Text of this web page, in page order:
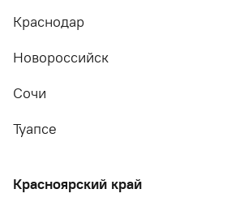
Краснодар
Новороссийск
Сочи
Туапсе
Красноярский край